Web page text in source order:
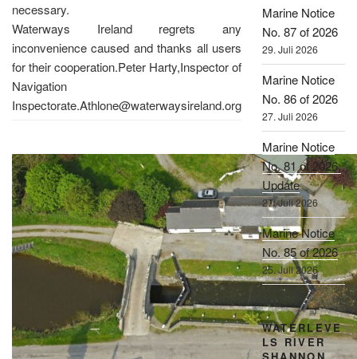
necessary.
Waterways Ireland regrets any
inconvenience caused and thanks all users
for their cooperation.Peter Harty,Inspector of
Navigation
Inspectorate.Athlone@waterwaysireland.org
Marine Notice
No. 87 of 2026
29. Juli 2026
Marine Notice
No. 86 of 2026
27. Juli 2026
Marine Notice
No. 81 of 2026,
Update
27. Juli 2026
Marine Notice
No. 85 of 2026
25. Juli 2026
WATERLEVE
LS RIVER